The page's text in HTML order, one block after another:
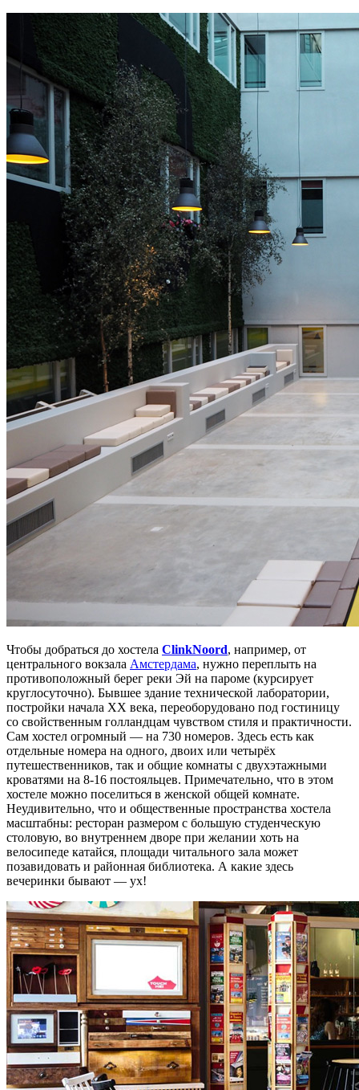
Чтобы добраться до хостела ClinkNoord, например, от
центрального вокзала Амстердама, нужно переплыть на
противоположный берег реки Эй на пароме (курсирует
круглосуточно). Бывшее здание технической лаборатории,
постройки начала ХХ века, переоборудовано под гостиницу
со свойственным голландцам чувством стиля и практичности.
Сам хостел огромный — на 730 номеров. Здесь есть как
отдельные номера на одного, двоих или четырёх
путешественников, так и общие комнаты с двухэтажными
кроватями на 8-16 постояльцев. Примечательно, что в этом
хостеле можно поселиться в женской общей комнате.
Неудивительно, что и общественные пространства хостела
масштабны: ресторан размером с большую студенческую
столовую, во внутреннем дворе при желании хоть на
велосипеде катайся, площади читального зала может
позавидовать и районная библиотека. А какие здесь
вечеринки бывают — ух!